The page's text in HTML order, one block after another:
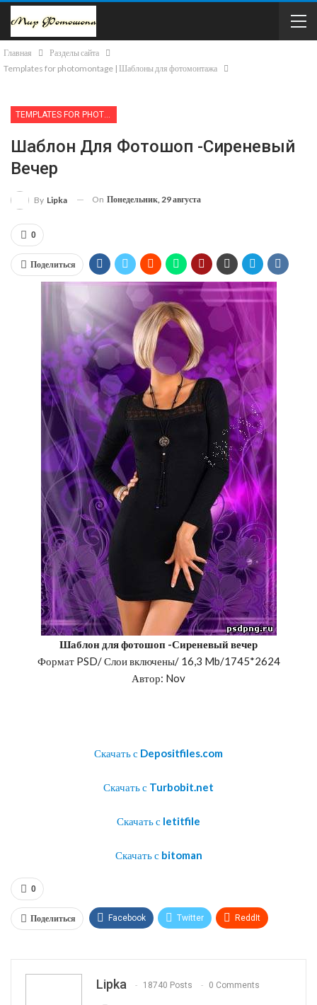
Главная
Разделы сайта
Templates for photomontage | Шаблоны для фотомонтажа
Шаблон Для Фотошоп -Сиреневый
Вечер
By Lipka On Понедельник, 29 августа
0
Поделиться
Шаблон для фотошоп -Сиреневый вечер
Формат PSD/ Слои включены/ 16,3 Mb/1745*2624
Автор: Nov
Скачать с Depositfiles.com
Скачать с Turbobit.net
Скачать с letitfile
Скачать с bitoman
0
Поделиться Facebook Twitter ReddIt
Lipka 18740 Posts 0 Comments